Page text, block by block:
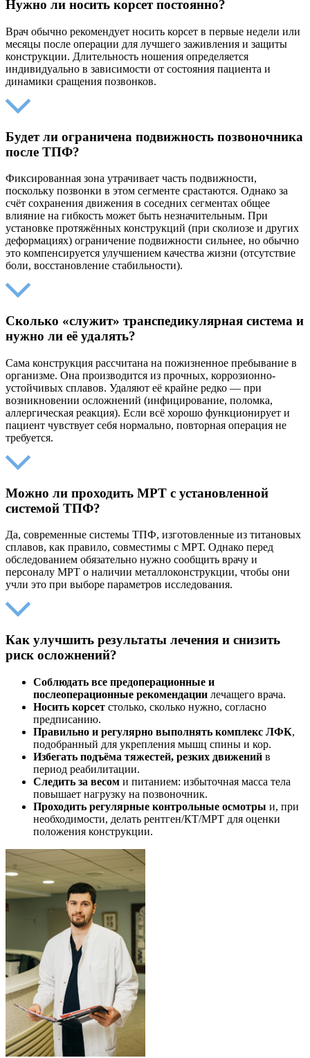
Нужно ли носить корсет постоянно?
Врач обычно рекомендует носить корсет в первые недели или
месяцы после операции для лучшего заживления и защиты
конструкции. Длительность ношения определяется
индивидуально в зависимости от состояния пациента и
динамики сращения позвонков.
Будет ли ограничена подвижность позвоночника
после ТПФ?
Фиксированная зона утрачивает часть подвижности,
поскольку позвонки в этом сегменте срастаются. Однако за
счёт сохранения движения в соседних сегментах общее
влияние на гибкость может быть незначительным. При
установке протяжённых конструкций (при сколиозе и других
деформациях) ограничение подвижности сильнее, но обычно
это компенсируется улучшением качества жизни (отсутствие
боли, восстановление стабильности).
Сколько «служит» транспедикулярная система и
нужно ли её удалять?
Сама конструкция рассчитана на пожизненное пребывание в
организме. Она производится из прочных, коррозионно-
устойчивых сплавов. Удаляют её крайне редко — при
возникновении осложнений (инфицирование, поломка,
аллергическая реакция). Если всё хорошо функционирует и
пациент чувствует себя нормально, повторная операция не
требуется.
Можно ли проходить МРТ с установленной
системой ТПФ?
Да, современные системы ТПФ, изготовленные из титановых
сплавов, как правило, совместимы с МРТ. Однако перед
обследованием обязательно нужно сообщить врачу и
персоналу МРТ о наличии металлоконструкции, чтобы они
учли это при выборе параметров исследования.
Как улучшить результаты лечения и снизить
риск осложнений?
Соблюдать все предоперационные и
послеоперационные рекомендации лечащего врача.
Носить корсет столько, сколько нужно, согласно
предписанию.
Правильно и регулярно выполнять комплекс ЛФК,
подобранный для укрепления мышц спины и кор.
Избегать подъёма тяжестей, резких движений в
период реабилитации.
Следить за весом и питанием: избыточная масса тела
повышает нагрузку на позвоночник.
Проходить регулярные контрольные осмотры и, при
необходимости, делать рентген/КТ/МРТ для оценки
положения конструкции.